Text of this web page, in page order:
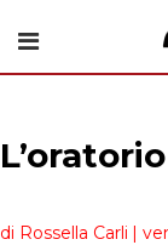
di Rossella Carli |